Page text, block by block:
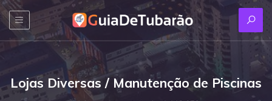
Lojas Diversas / Manutenção de Piscinas